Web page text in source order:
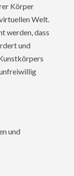
Körper
Welt.
werden, dass
und
und